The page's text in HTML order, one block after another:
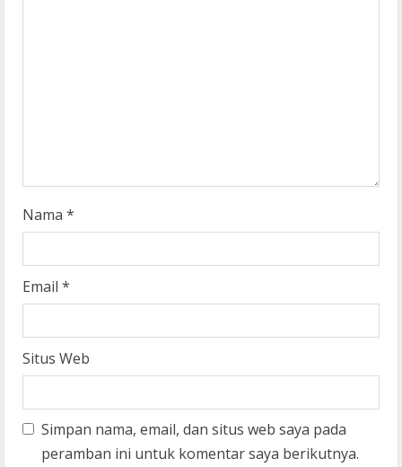
Nama *
Email *
Situs Web
Simpan nama, email, dan situs web saya pada
peramban ini untuk komentar saya berikutnya.